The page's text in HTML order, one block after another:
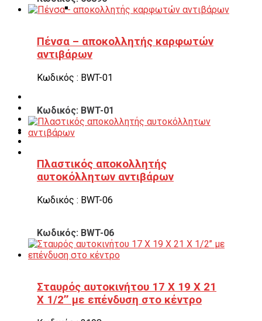
Πάγκοι – Εργαλειοφόροι – Εργαλειοθήκες
Εργαλεία Χειρός
Εργαλεία φρένων
Διάφορα Είδη Φανοποιείου
DOWNLOADS
VIDEO & ΝΕΑ
ΕΠΙΚΟΙΝΩΝΙΑ
Πένσα – αποκολλητής καρφωτών
αντιβάρων
Κωδικός : BWT-01
Κωδικός: BWT-01
Πλαστικός αποκολλητής
αυτοκόλλητων αντιβάρων
Κωδικός : BWT-06
Κωδικός: BWT-06
Σταυρός αυτοκινήτου 17 Χ 19 Χ 21
Χ 1/2’’ με επένδυση στο κέντρο